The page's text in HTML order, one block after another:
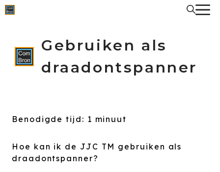
Spring
naar
Gebruiken als
draadontspanner
Benodigde tijd: 1 minuut
Hoe kan ik de JJC TM gebruiken als
draadontspanner?